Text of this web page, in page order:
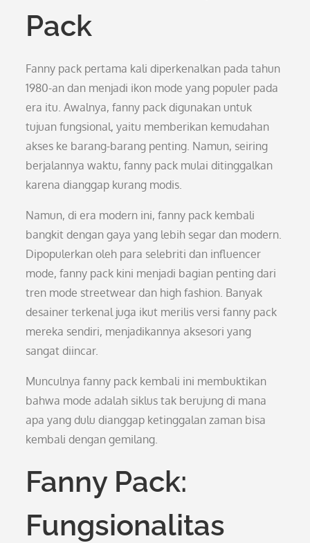
Pack
Fanny pack pertama kali diperkenalkan pada tahun
1980-an dan menjadi ikon mode yang populer pada
era itu. Awalnya, fanny pack digunakan untuk
tujuan fungsional, yaitu memberikan kemudahan
akses ke barang-barang penting. Namun, seiring
berjalannya waktu, fanny pack mulai ditinggalkan
karena dianggap kurang modis.
Namun, di era modern ini, fanny pack kembali
bangkit dengan gaya yang lebih segar dan modern.
Dipopulerkan oleh para selebriti dan influencer
mode, fanny pack kini menjadi bagian penting dari
tren mode streetwear dan high fashion. Banyak
desainer terkenal juga ikut merilis versi fanny pack
mereka sendiri, menjadikannya aksesori yang
sangat diincar.
Munculnya fanny pack kembali ini membuktikan
bahwa mode adalah siklus tak berujung di mana
apa yang dulu dianggap ketinggalan zaman bisa
kembali dengan gemilang.
Fanny Pack:
Fungsionalitas